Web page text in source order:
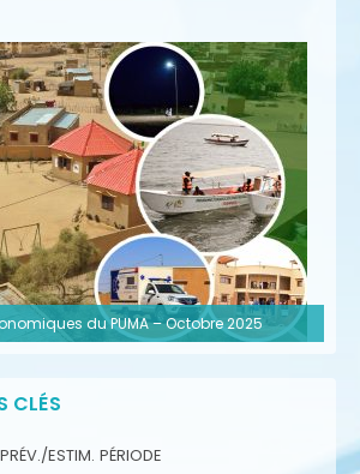
du PUMA – Octobre 2025
CLÉS
PRÉV./ESTIM. PÉRIODE